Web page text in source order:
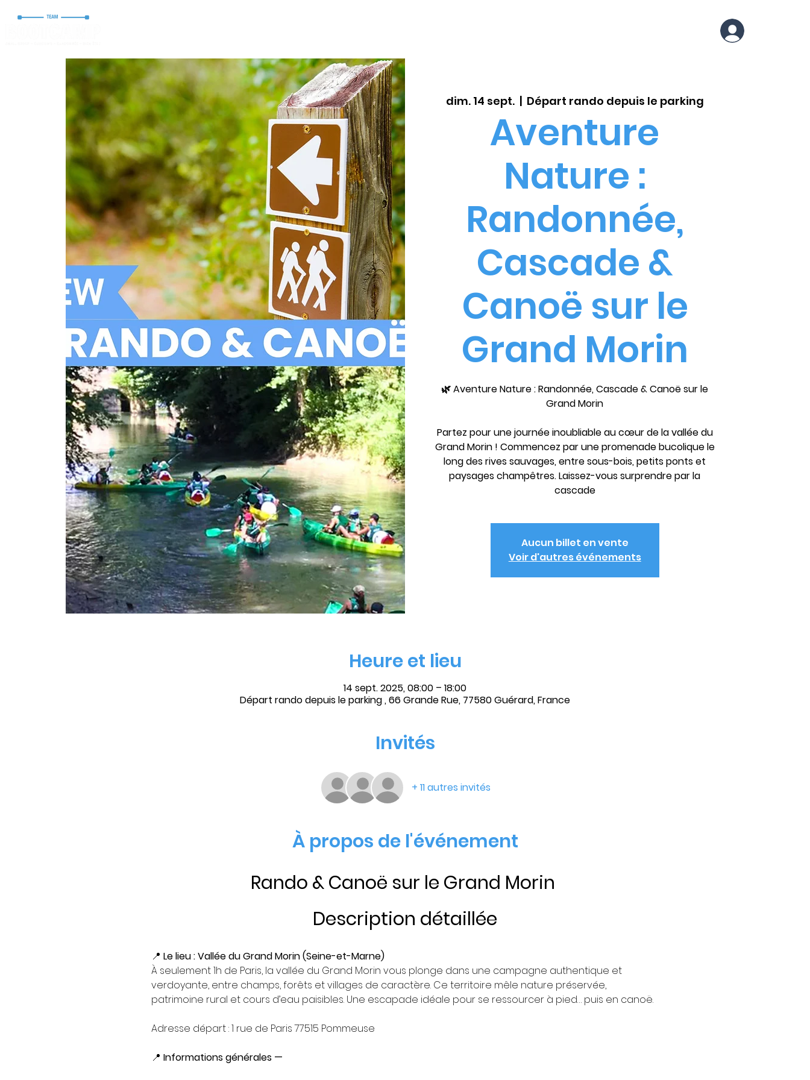
dim. 14 sept.
  |
Départ rando depuis le parking
Aventure
Nature :
Randonnée,
Cascade &
Canoë sur le
Grand Morin
🌿 Aventure Nature : Randonnée, Cascade & Canoë sur le
Grand Morin
Partez pour une journée inoubliable au cœur de la vallée du
Grand Morin ! Commencez par une promenade bucolique le
long des rives sauvages, entre sous-bois, petits ponts et
paysages champêtres. Laissez-vous surprendre par la
cascade
Aucun billet en vente
Voir d'autres événements
Heure et lieu
14 sept. 2025, 08:00 – 18:00
Départ rando depuis le parking , 66 Grande Rue, 77580 Guérard, France
Invités
+ 11 autres invités
À propos de l'événement
Rando & Canoë sur le Grand Morin
Description détaillée
📍 Le lieu : Vallée du Grand Morin (Seine-et-Marne)
À seulement 1h de Paris, la vallée du Grand Morin vous plonge dans une campagne authentique et
verdoyante, entre champs, forêts et villages de caractère. Ce territoire mêle nature préservée,
patrimoine rural et cours d’eau paisibles. Une escapade idéale pour se ressourcer à pied… puis en canoë.
Adresse départ : 1 rue de Paris 77515 Pommeuse
📍 Informations générales —